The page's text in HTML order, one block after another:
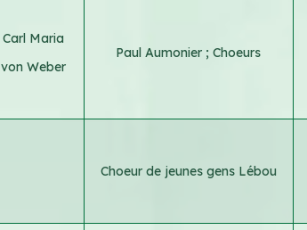
Carl Maria
von Weber
Paul Aumonier ;Choeurs
Choeur de jeunes gens Lébou